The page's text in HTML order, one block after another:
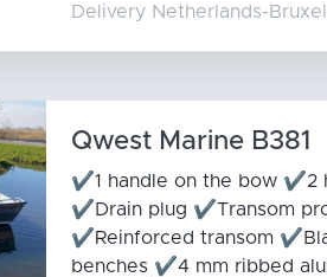
Delivery Netherlands-
Qwest Marine B381
✔1 handle on the bow ✔2
✔Drain plug ✔Transom
✔Reinforced transom
benches ✔4 mm ribbed